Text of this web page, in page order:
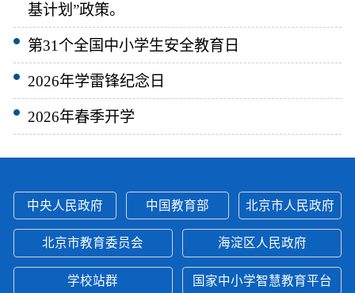
基计划”政策。
第31个全国中小学生安全教育日
2026年学雷锋纪念日
2026年春季开学
中央人民政府 中国教育部 北京市人民政府
北京市教育委员会 海淀区人民政府
学校站群 国家中小学智慧教育平台